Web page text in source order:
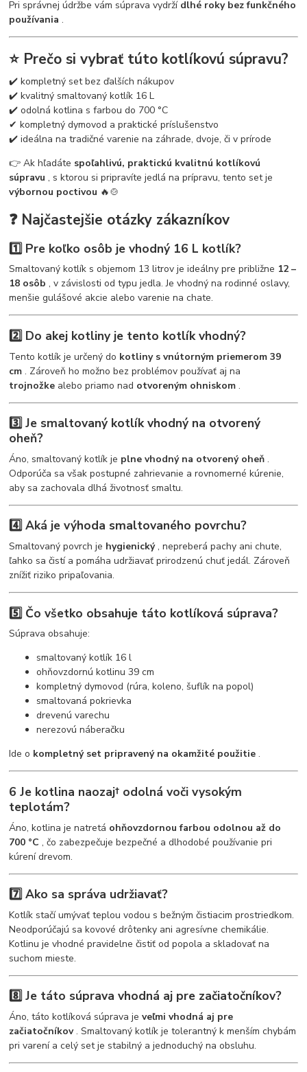
Pri správnej údržbe vám súprava vydrží dlhé roky bez funkčného
používania .
⭐ Prečo si vybrať túto kotlíkovú súpravu?
✔️ kompletný set bez ďalších nákupov
✔️ kvalitný smaltovaný kotlík 16 L
✔️ odolná kotlina s farbou do 700 °C
✔ kompletný dymovod a praktické príslušenstvo
✔️ ideálna na tradičné varenie na záhrade, dvoje, či v prírode
👉 Ak hľadáte spoľahlivú, praktickú kvalitnú kotlíkovú
súpravu , s ktorou si pripravíte jedlá na prípravu, tento set je
výbornou poctivou 🔥🍲
❓ Najčastejšie otázky zákazníkov
1️⃣ Pre koľko osôb je vhodný 16 L kotlík?
Smaltovaný kotlík s objemom 13 litrov je ideálny pre približne 12 –
18 osôb , v závislosti od typu jedla. Je vhodný na rodinné oslavy,
menšie gulášové akcie alebo varenie na chate.
2️⃣ Do akej kotliny je tento kotlík vhodný?
Tento kotlík je určený do kotliny s vnútorným priemerom 39
cm . Zároveň ho možno bez problémov používať aj na
trojnožke alebo priamo nad otvoreným ohniskom .
3️⃣ Je smaltovaný kotlík vhodný na otvorený
oheň?
Áno, smaltovaný kotlík je plne vhodný na otvorený oheň .
Odporúča sa však postupné zahrievanie a rovnomerné kúrenie,
aby sa zachovala dlhá životnosť smaltu.
4️⃣ Aká je výhoda smaltovaného povrchu?
Smaltovaný povrch je hygienický, nepreberá pachy ani chute,
ľahko sa čistí a pomáha udržiavať prirodzenú chuť jedál. Zároveň
znížiť riziko pripaľovania.
5️⃣ Čo všetko obsahuje táto kotlíková súprava?
Súprava obsahuje:
smaltovaný kotlík 16 l
ohňovzdornú kotlinu 39 cm
kompletný dymovod (rúra, koleno, šuflík na popol)
smaltovaná pokrievka
drevenú varechu
nerezovú náberačku
Ide o kompletný set pripravený na okamžité použitie .
6️ Je kotlina naozaj† odolná voči vysokým
teplotám?
Áno, kotlina je natretá ohňovzdornou farbou odolnou až do
700 °C , čo zabezpečuje bezpečné a dlhodobé používanie pri
kúrení drevom.
7️⃣ Ako sa správa udržiavať?
Kotlík stačí umývať teplou vodou s bežným čistiacim prostriedkom.
Neodporúčajú sa kovové drôtenky ani agresívne chemikálie.
Kotlinu je vhodné pravidelne čistiť od popola a skladovať na
suchom mieste.
8️⃣ Je táto súprava vhodná aj pre začiatočníkov?
Áno, táto kotlíková súprava jeveľmi vhodná aj pre
začiatočníkov. Smaltovaný kotlík je tolerantný k menším chybám
pri varení a celý set je stabilný a jednoduchý na obsluhu.